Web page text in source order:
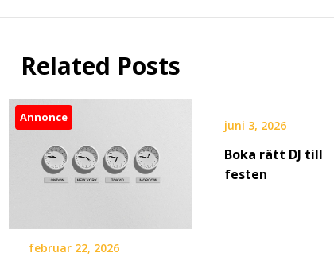
Related Posts
Annonce
februar 22, 2026
juni 3, 2026
Boka rätt DJ till
festen